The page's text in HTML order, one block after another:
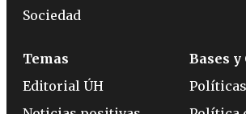
Sociedad
Temas
Editorial ÚH
Bases